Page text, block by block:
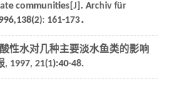
communities[J]. Archiv für
,138(2): 161-173．
性水对几种主要淡水鱼类的影响
, 1997, 21(1):40-48.